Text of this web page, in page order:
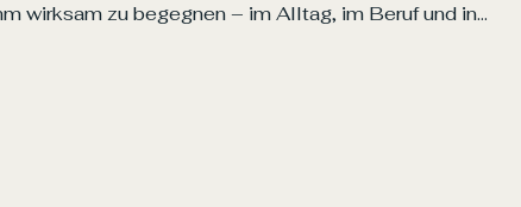
wirksam zu begegnen – im Alltag, im Beruf und in…